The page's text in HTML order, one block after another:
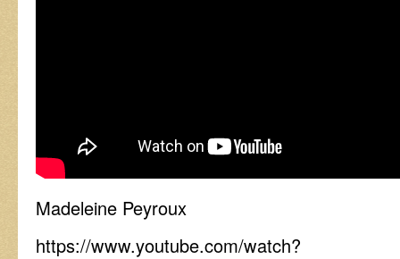
Madeleine Peyroux
https://www.youtube.com/watch?